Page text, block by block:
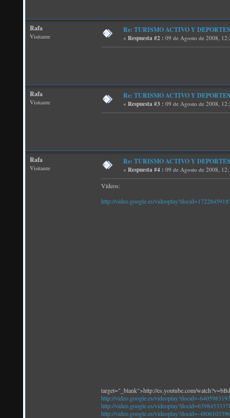
Rafa
Visitante
Re: TURISMO ACTIVO Y
« Respuesta #2 : 09 de Agosto de 2008,
Rafa
Visitante
Re: TURISMO ACTIVO Y
« Respuesta #3 : 09 de Agosto de 2008,
Rafa
Visitante
Re: TURISMO ACTIVO Y
« Respuesta #4 : 09 de Agosto de 2008,
Vídeos:
http://video.google.es/
target="_blank">http://es.youtube.com/
http://video.google.es/videoplay?docid=-
http://video.google.es/
http://video.google.es/videoplay?docid=-